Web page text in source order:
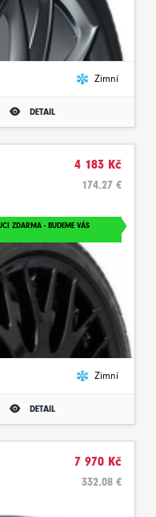
Zimní
DETAIL
4 183 Kč
174.27 €
ZDARMA - BUDEME VÁS
Zimní
DETAIL
7 970 Kč
332.08 €